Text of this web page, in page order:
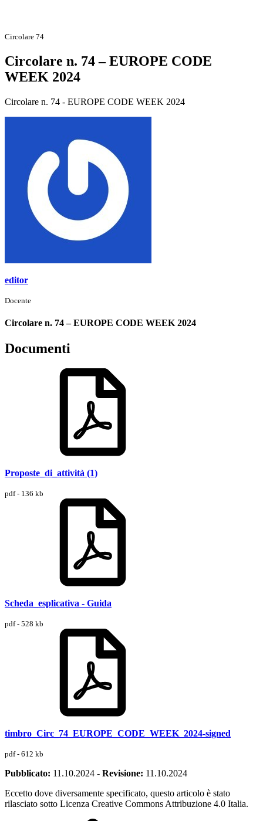
Circolare 74
Circolare n. 74 – EUROPE CODE
WEEK 2024
Circolare n. 74 - EUROPE CODE WEEK 2024
editor
Docente
Circolare n. 74 – EUROPE CODE WEEK 2024
Documenti
Proposte_di_attività (1)
pdf - 136 kb
Scheda_esplicativa - Guida
pdf - 528 kb
timbro_Circ_74_EUROPE_CODE_WEEK_2024-signed
pdf - 612 kb
Pubblicato: 11.10.2024 - Revisione: 11.10.2024
Eccetto dove diversamente specificato, questo articolo è stato
rilasciato sotto Licenza Creative Commons Attribuzione 4.0 Italia.